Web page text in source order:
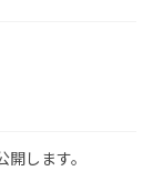
します。